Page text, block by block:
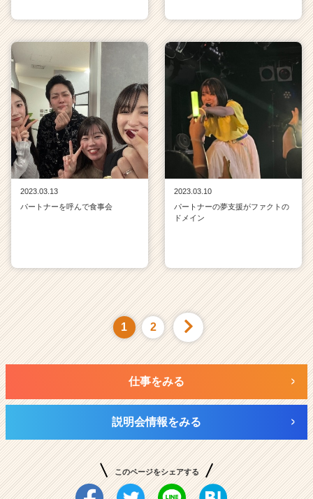
2023.03.13
パートナーを呼んで食事会
2023.03.10
パートナーの夢支援がファクトの
ドメイン
1 2
仕事をみる
説明会情報をみる
このページをシェアする